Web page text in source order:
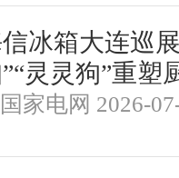
冰箱大连巡
灵灵狗”重塑
家电网 2026-